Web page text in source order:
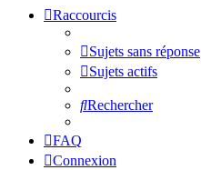
Raccourcis
Sujets sans réponse
Sujets actifs
Rechercher
FAQ
Connexion